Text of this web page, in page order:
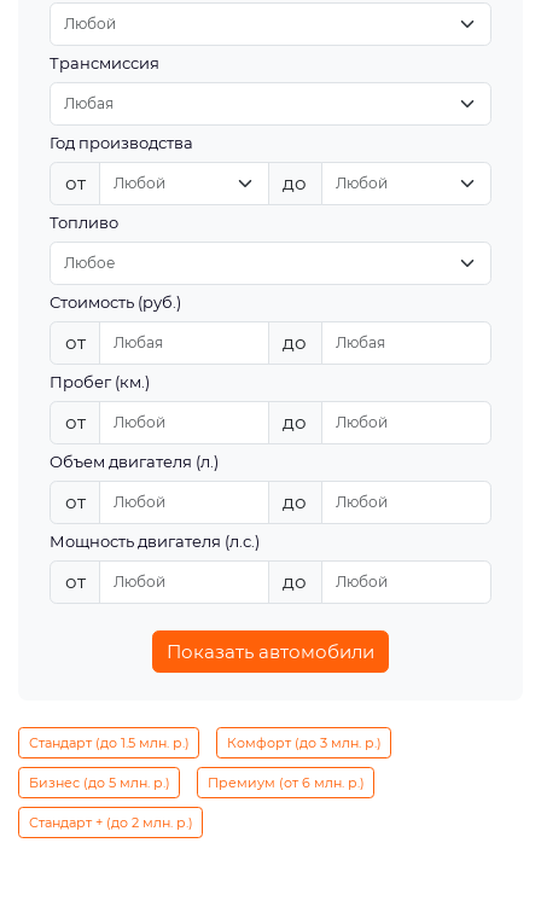
Трансмиссия
Год производства
от до
Топливо
Стоимость (руб.)
от до
Пробег (км.)
от до
Объем двигателя (л.)
от до
Мощность двигателя (л.с.)
от до
Показать автомобили
Стандарт (до 1.5 млн. р.) Комфорт (до 3 млн. р.)
Бизнес (до 5 млн. р.) Премиум (от 6 млн. р.)
Стандарт + (до 2 млн. р.)